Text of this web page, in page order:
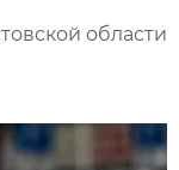
области